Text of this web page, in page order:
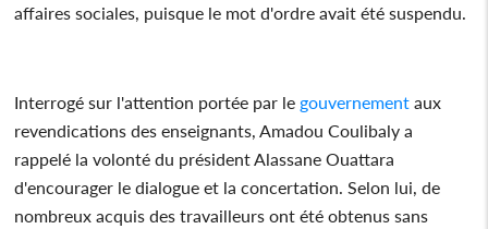
affaires sociales, puisque le mot d'ordre avait été suspendu.
Interrogé sur l'attention portée par le gouvernement aux
revendications des enseignants, Amadou Coulibaly a
rappelé la volonté du président Alassane Ouattara
d'encourager le dialogue et la concertation. Selon lui, de
nombreux acquis des travailleurs ont été obtenus sans